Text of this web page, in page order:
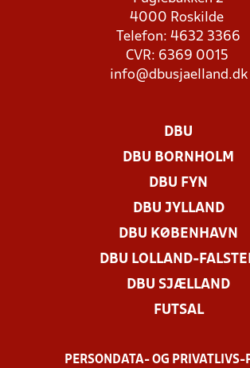
4000 Roskilde
Telefon: 4632 3366
CVR: 6369 0015
info@dbusjaelland.dk
DBU
DBU BORNHOLM
DBU FYN
DBU JYLLAND
DBU KØBENHAVN
DBU LOLLAND-
DBU SJÆLLAND
FUTSAL
PERSONDATA- OG PRIVATLIVS-